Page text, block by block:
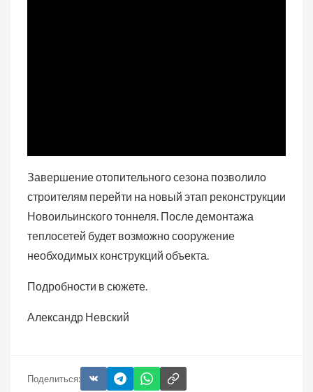
Завершение отопительного сезона позволило
строителям перейти на новый этап реконструкции
Новоильинского тоннеля. После демонтажа
теплосетей будет возможно сооружение
необходимых конструкций объекта.
Подробности в сюжете.
Александр Невский
Поделиться: